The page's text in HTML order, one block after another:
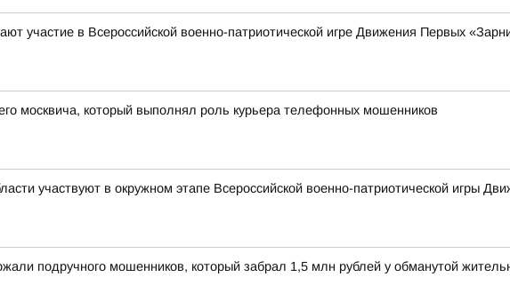
участие в Всероссийской военно-патриотической игре Движения Первых
москвича, который выполнял роль курьера телефонных мошенников
участвуют в окружном этапе Всероссийской военно-патриотической игры
подручного мошенников, который забрал 1,5 млн рублей у обманутой